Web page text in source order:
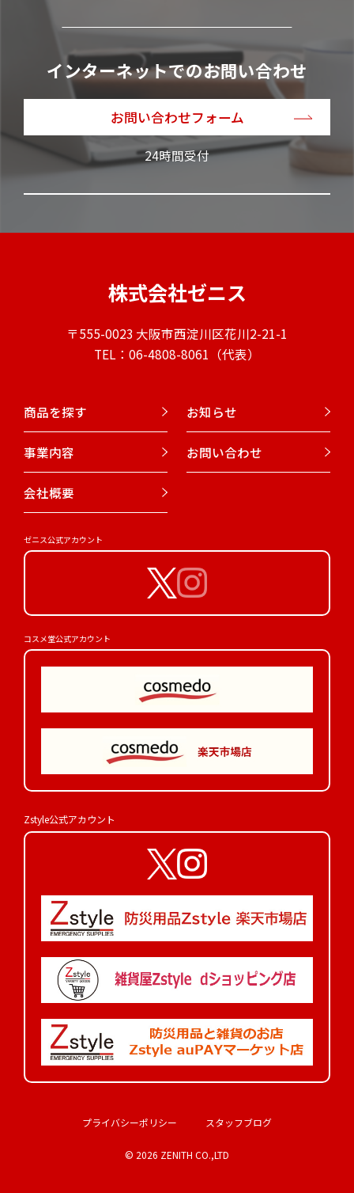
インターネットでのお問い合わせ
お問い合わせフォーム
24時間受付
株式会社ゼニス
〒555-0023 大阪市西淀川区花川2-21-1
TEL：06-4808-8061（代表）
商品を探す
事業内容
会社概要
お知らせ
お問い合わせ
ゼニス公式アカウント
コスメ堂公式アカウント
Zstyle公式アカウント
プライバシーポリシー スタッフブログ
© 2026 ZENITH CO.,LTD